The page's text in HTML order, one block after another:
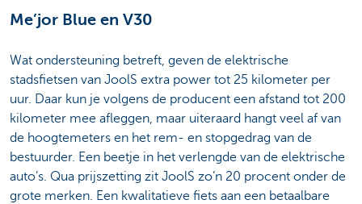
Me’jor Blue en V30
Wat ondersteuning betreft, geven de elektrische
stadsfietsen van JoolS extra power tot 25 kilometer per
uur. Daar kun je volgens de producent een afstand tot 200
kilometer mee afleggen, maar uiteraard hangt veel af van
de hoogtemeters en het rem- en stopgedrag van de
bestuurder. Een beetje in het verlengde van de elektrische
auto’s. Qua prijszetting zit JoolS zo’n 20 procent onder de
grote merken. Een kwalitatieve fiets aan een betaalbare